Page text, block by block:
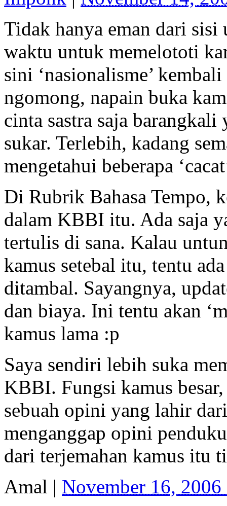
Tidak hanya eman dari
waktu untuk memelototi
sini ‘nasionalisme’
ngomong, napain buka
cinta sastra saja
sukar. Terlebih, kadang
mengetahui beberapa
Di Rubrik Bahasa Tempo,
dalam KBBI itu. Ada saja
tertulis di sana. Kalau
kamus setebal itu, tentu
ditambal. Sayangnya,
dan biaya. Ini tentu akan
kamus lama :p
Saya sendiri lebih suka
KBBI. Fungsi kamus
sebuah opini yang lahir
menganggap opini
dari terjemahan kamus itu
Amal | November 16,